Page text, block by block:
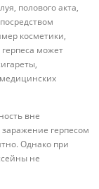
полового акта,
косметики,
может
вне
герпесом
Однако при
не